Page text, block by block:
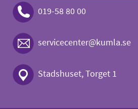
019-58 80 00
servicecenter@kumla.se
Stadshuset, Torget 1